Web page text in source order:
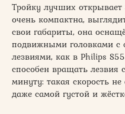
Тройку лучших открывает
очень компактна,
свои габариты, она
подвижными головками с
лезвиями, как в Philips
способен вращать лезвия
минуту: такая скорость
даже самой густой и